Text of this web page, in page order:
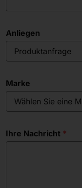
Anliegen
Produktanfrage
Marke
Wählen Sie eine
Ihre Nachricht